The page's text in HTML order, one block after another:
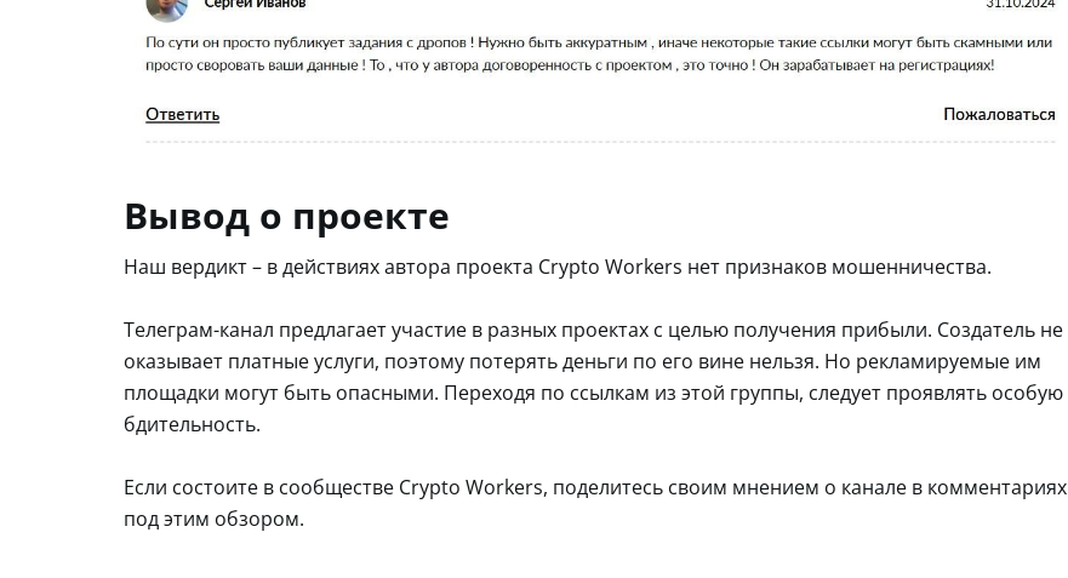
Вывод о проекте
Наш вердикт – в действиях автора проекта Crypto Workers нет признаков мошенничества.
Телеграм-канал предлагает участие в разных проектах с целью получения прибыли. Создатель не
оказывает платные услуги, поэтому потерять деньги по его вине нельзя. Но рекламируемые им
площадки могут быть опасными. Переходя по ссылкам из этой группы, следует проявлять особую
бдительность.
Если состоите в сообществе Crypto Workers, поделитесь своим мнением о канале в комментариях
под этим обзором.